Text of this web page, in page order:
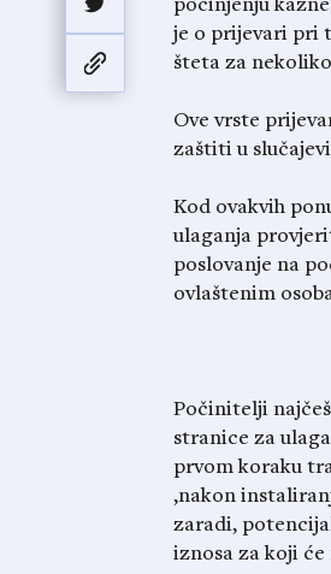
počinjenju
je o prijevari pri
šteta za
Ove vrste
zaštiti u
Kod ovakvih
ulaganja
poslovanje na
ovlaštenim
Počinitelji
stranice za
prvom koraku
,nakon
zaradi,
iznosa za koji